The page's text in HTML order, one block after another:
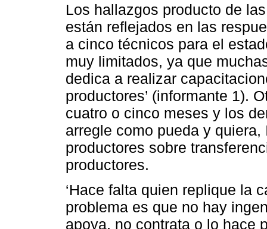
Los hallazgos producto de
están reflejados en las
a cinco técnicos para el
muy limitados, ya que
dedica a realizar
productores’ (informante 1).
cuatro o cinco meses y los
arregle como pueda y
productores sobre
productores.
‘Hace falta quien replique la
problema es que no hay
apoya, no contrata o lo hace